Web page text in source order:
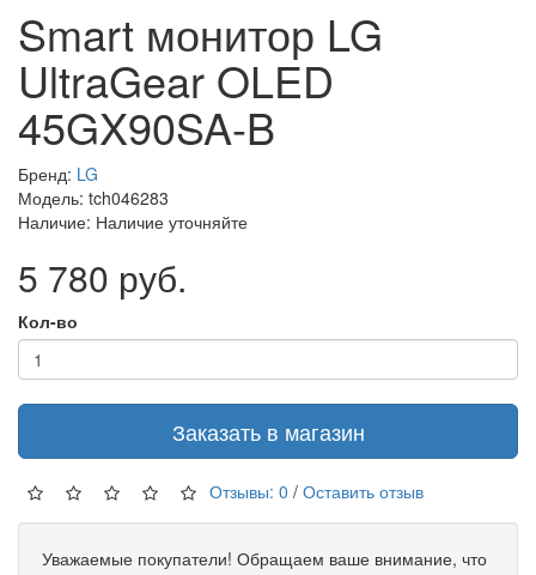
Smart монитор LG
UltraGear OLED
45GX90SA-B
Бренд: LG
Модель: tch046283
Наличие: Наличие уточняйте
5 780 руб.
Кол-во
Заказать в магазин
Отзывы: 0 / Оставить отзыв
Уважаемые покупатели! Обращаем ваше внимание, что